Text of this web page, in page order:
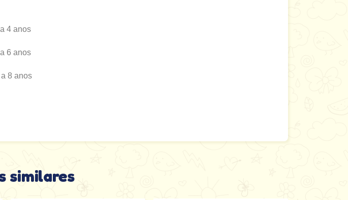
4 anos
6 anos
8 anos
similares